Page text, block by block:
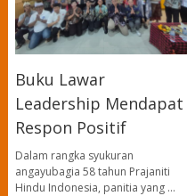
Buku Lawar
Leadership Mendapat
Respon Positif
Dalam rangka syukuran
angayubagia 58 tahun Prajaniti
Hindu Indonesia, panitia yang …